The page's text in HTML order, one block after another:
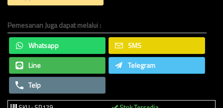
Pemesanan Juga dapat melalui :
Whatsapp
SMS
Line
Telegram
Telp